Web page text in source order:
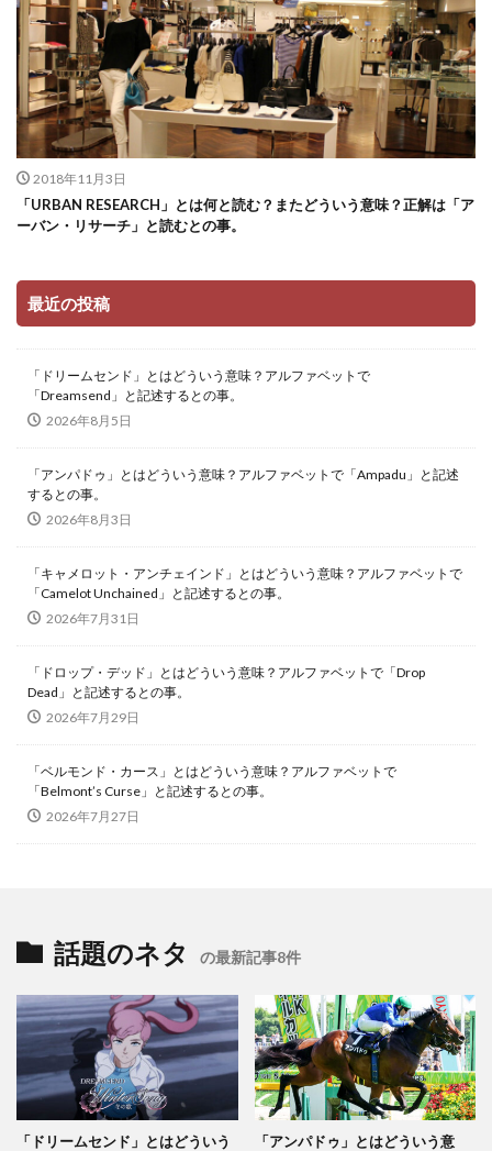
2018年11月3日
「URBAN RESEARCH」とは何と読む？またどういう意味？正解は「ア
ーバン・リサーチ」と読むとの事。
最近の投稿
「ドリームセンド」とはどういう意味？アルファベットで
「Dreamsend」と記述するとの事。
2026年8月5日
「アンパドゥ」とはどういう意味？アルファベットで「Ampadu」と記述
するとの事。
2026年8月3日
「キャメロット・アンチェインド」とはどういう意味？アルファベットで
「Camelot Unchained」と記述するとの事。
2026年7月31日
「ドロップ・デッド」とはどういう意味？アルファベットで「Drop
Dead」と記述するとの事。
2026年7月29日
「ベルモンド・カース」とはどういう意味？アルファベットで
「Belmont’s Curse」と記述するとの事。
2026年7月27日
話題のネタ の最新記事8件
「ドリームセンド」とはどういう
「アンパドゥ」とはどういう意